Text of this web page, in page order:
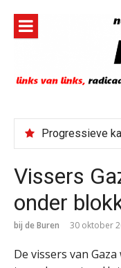
inhoud
Vissers
onder
bij de Buren 30 oktober
De vissers van